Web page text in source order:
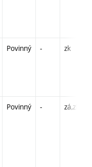
Povinný - zk
Povinný - zá,zk